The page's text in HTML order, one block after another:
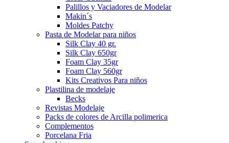
Palillos y Vaciadores de Modelar
Makin´s
Moldes Patchy
Pasta de Modelar para niños
Silk Clay 40 gr.
Silk Clay 650gr
Foam Clay 35gr
Foam Clay 560gr
Kits Creativos Para niños
Plastilina de modelaje
Becks
Revistas Modelaje
Packs de colores de Arcilla polimerica
Complementos
Porcelana Fria